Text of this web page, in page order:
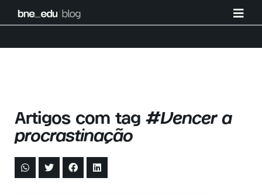
Artigos com tag #Vencer a
procrastinação